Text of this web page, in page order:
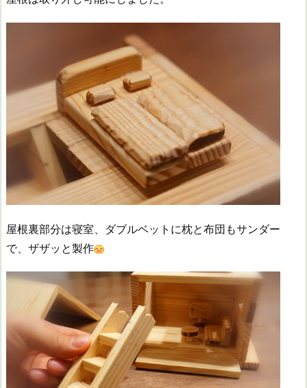
屋根裏部分は寝室、ダブルベットに枕と布団もサンダー
で、ザザッと製作